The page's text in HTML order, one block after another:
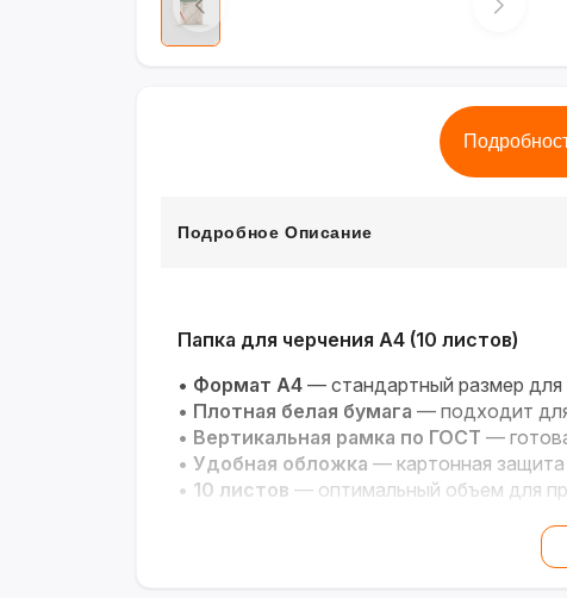
Подробное Описание
Папка для черчения А4 (10 листов)
• Формат А4 — стандартный размер для
• Плотная белая бумага — подходит
• Вертикальная рамка по ГОСТ —
• Удобная обложка — картонная
• 10 листов — оптимальный объем для